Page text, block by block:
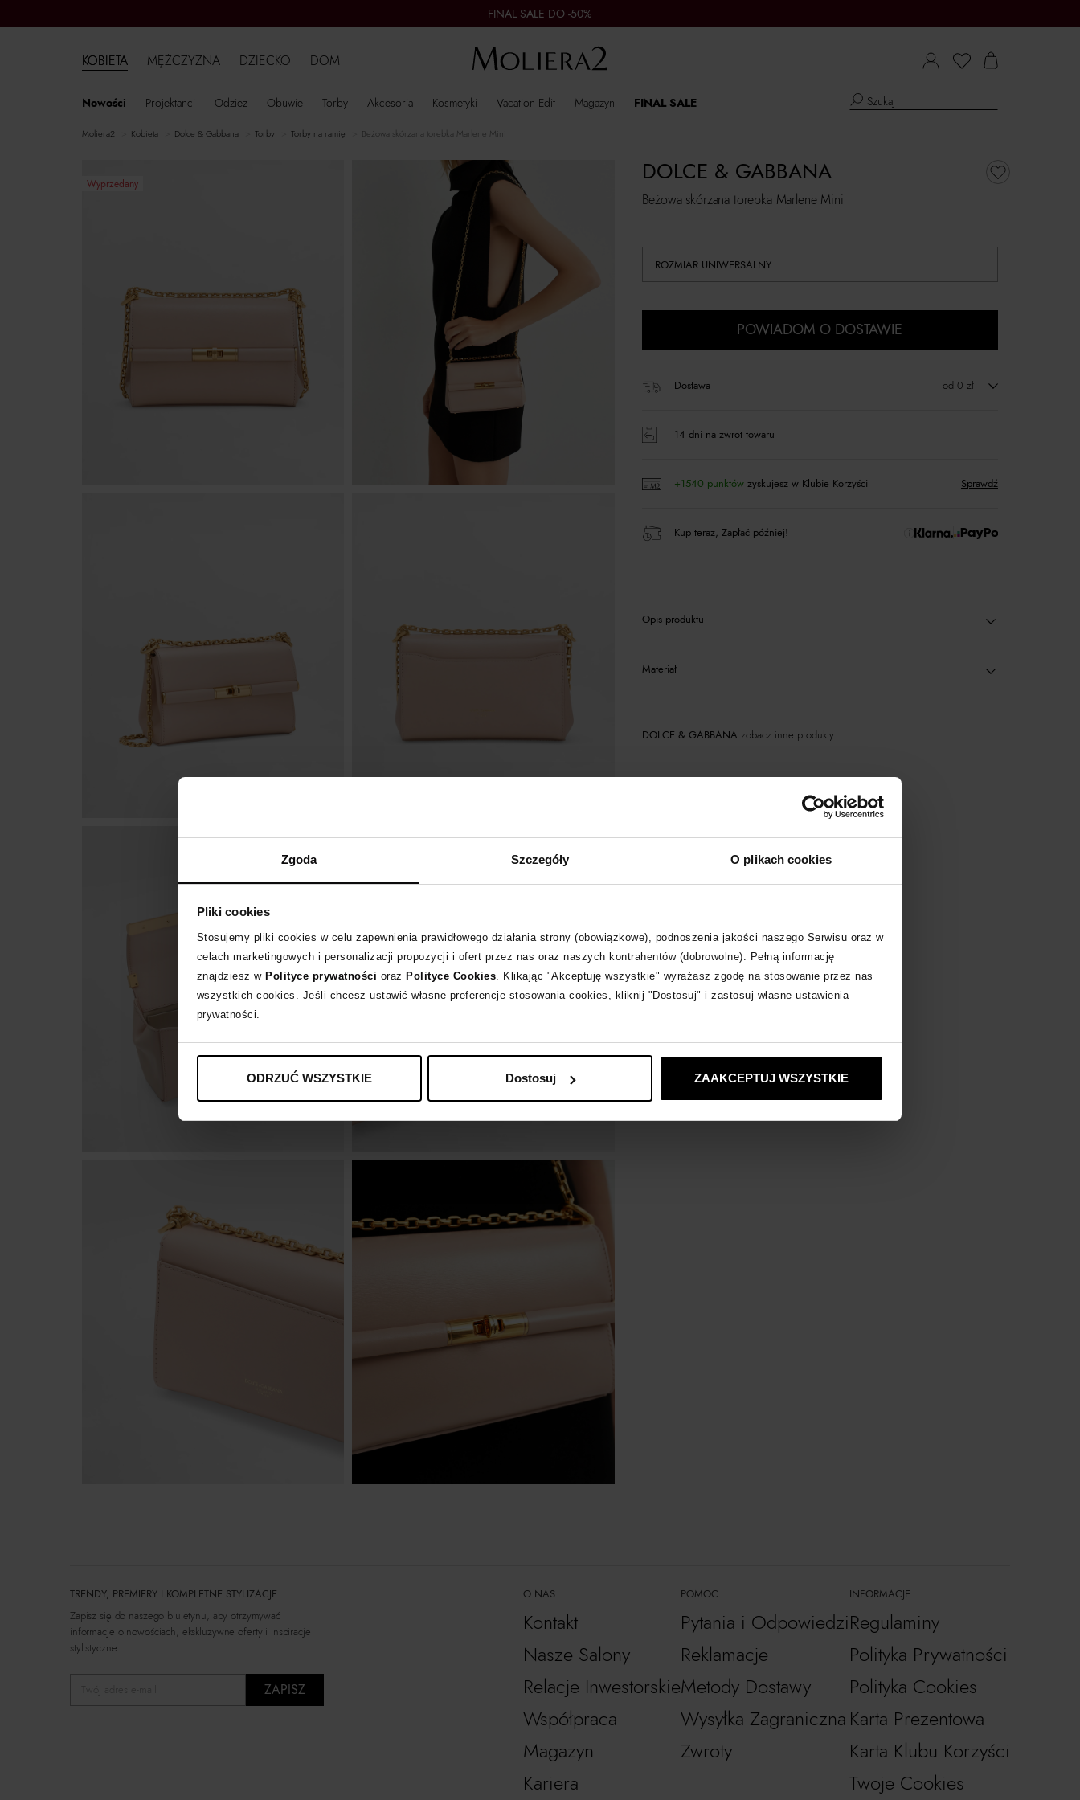
Zgoda Szczegóły O plikach cookies
Pliki cookies
Stosujemy pliki cookies w celu zapewnienia prawidłowego działania strony (obowiązkowe), podnoszenia jakości naszego Serwisu oraz w
celach marketingowych i personalizacji propozycji i ofert przez nas oraz naszych kontrahentów (dobrowolne). Pełną informację
znajdziesz w Polityce prywatności oraz Polityce Cookies . Klikając "Akceptuję wszystkie" wyrażasz zgodę na stosowanie przez nas
wszystkich cookies. Jeśli chcesz ustawić własne preferencje stosowania cookies, kliknij "Dostosuj" i zastosuj własne ustawienia
prywatności.
ODRZUĆ WSZYSTKIE Dostosuj ZAAKCEPTUJ WSZYSTKIE
FINAL SALE DO -50%
KOBIETA
Nowości Projektanci Odzież Obuwie Torby Akcesoria Kosmetyki Vacation Edit Magazyn FINAL SALE
MĘŻCZYZNA DZIECKO DOM
moliera2 kobieta Dolce & Gabbana torby torby na ramię Beżowa skórzana torebka Marlene Mini
Wyprzedany
Beżowa skórzana torebka Marlene Mini
DOLCE & GABBANA
ROZMIAR UNIWERSALNY
POWIADOM O DOSTAWIE
Dostawa od 0 zł
14 dni na zwrot towaru
+1540 punktówzyskujesz w Klubie Korzyści Sprawdź
Kup teraz, Zapłać później!
Opis produktu
Materiał
DOLCE & GABBANA zobacz inne produkty
TRENDY, PREMIERY I KOMPLETNE STYLIZACJE
Zapisz się do naszego biuletynu, aby otrzymywać
informacje o nowościach, ekskluzywne oferty i inspiracje
stylistyczne.
ZAPISZ
O NAS
Kontakt
Nasze Salony
Relacje Inwestorskie
Współpraca
Magazyn
Kariera
POMOC
Pytania i Odpowiedzi
Reklamacje
Metody Dostawy
Wysyłka Zagraniczna
Zwroty
INFORMACJE
Regulaminy
Polityka Prywatności
Polityka Cookies
Karta Prezentowa
Karta Klubu Korzyści
Twoje Cookies